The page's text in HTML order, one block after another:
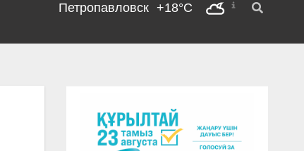
Петропавловск +18°C